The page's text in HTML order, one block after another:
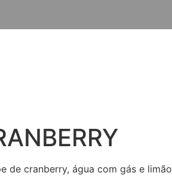
de cranberry, água com gás e limão